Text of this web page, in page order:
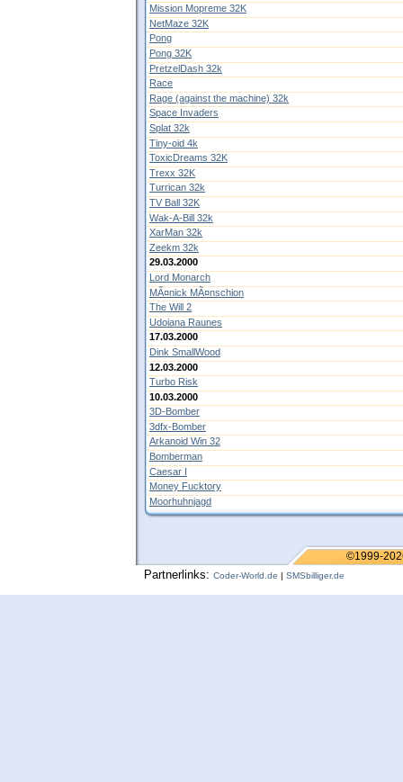
Mission Mopreme 32K
NetMaze 32K
Pong
Pong 32K
PretzelDash 32k
Race
Rage (against the machine) 32k
Space Invaders
Splat 32k
Tiny-oid 4k
ToxicDreams 32K
Trexx 32K
Turrican 32k
TV Ball 32K
Wak-A-Bill 32k
XarMan 32k
Zeekm 32k
29.03.2000
Lord Monarch
MÃ¤nick MÃ¤nschion
The Will 2
Udoiana Raunes
17.03.2000
Dink SmallWood
12.03.2000
Turbo Risk
10.03.2000
3D-Bomber
3dfx-Bomber
Arkanoid Win 32
Bomberman
Caesar I
Money Fucktory
Moorhuhnjagd
©1999-
Partnerlinks: Coder-World.de | SMSbilliger.de